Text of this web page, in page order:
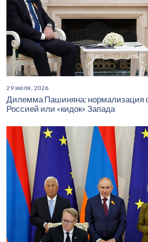
29 июля, 2026
Дилемма Пашиняна: нормализация
Россией или «кидок» Запада